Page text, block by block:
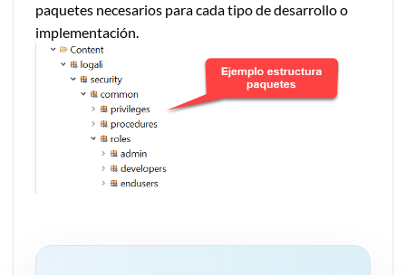
paquetes necesarios para cada tipo de desarrollo o
implementación.